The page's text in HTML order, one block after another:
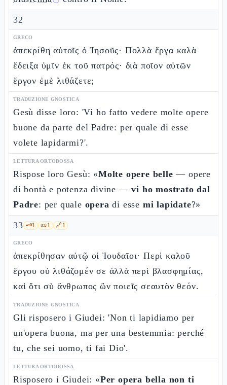
32
GRECO
ἀπεκρίθη αὐτοῖς ὁ Ἰησοῦς· Πολλὰ ἔργα καλὰ
ἔδειξα ὑμῖν ἐκ τοῦ πατρός· διὰ ποῖον αὐτῶν
ἔργον ἐμὲ λιθάζετε;
TRADUZIONE GNOSTICA
Gesù disse loro: 'Vi ho fatto vedere molte opere
buone da parte del Padre: per quale di esse
volete lapidarmi?'.
LETTURA ORTODOSSA
Rispose loro Gesù: «Molte opere belle — opere
di bontà e potenza divine —vi ho mostrato dal
Padre: per quale opera di esse mi lapidate?»
33 🗝️1 📜1 🔗1
GRECO
ἀπεκρίθησαν αὐτῷ οἱ Ἰουδαῖοι· Περὶ καλοῦ
ἔργου οὐ λιθάζομέν σε ἀλλὰ περὶ βλασφημίας,
καὶ ὅτι σὺ ἄνθρωπος ὢν ποιεῖς σεαυτὸν θεόν.
TRADUZIONE GNOSTICA
Gli risposero i Giudei: 'Non ti lapidiamo per
un'opera buona, ma per una bestemmia: perché
tu, che sei uomo, ti fai Dio'.
LETTURA ORTODOSSA
Risposero i Giudei: «Per opera bella non ti